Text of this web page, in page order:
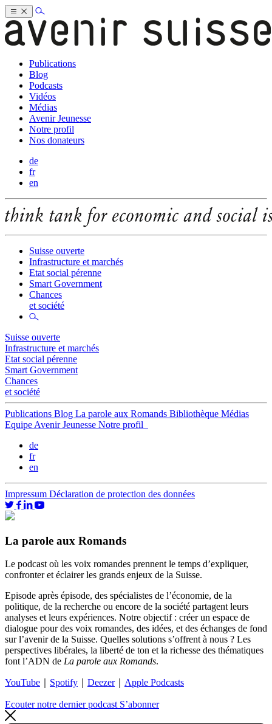
Publications
Blog
Podcasts
Vidéos
Médias
Avenir Jeunesse
Notre profil
Nos donateurs
de
fr
en
Suisse ouverte
Infrastructure et marchés
Etat social pérenne
Smart Government
Chances
et société
Suisse ouverte
Infrastructure et marchés
Etat social pérenne
Smart Government
Chances
et société
Publications Blog La parole aux Romands Bibliothèque Médias
Equipe Avenir Jeunesse Notre profil
de
fr
en
Impressum Déclaration de protection des données
La parole aux Romands
Le podcast où les voix romandes prennent le temps d’expliquer,
confronter et éclairer les grands enjeux de la Suisse.
Episode après épisode, des spécialistes de l’économie, de la
politique, de la recherche ou encore de la société partagent leurs
analyses et leurs expériences. Notre objectif : créer un espace de
dialogue pour des voix romandes, des idées, et des échanges de fond
sur l’avenir de la Suisse. Quelles solutions s’offrent à nous ? Les
perspectives libérales, la liberté de ton et la richesse des thématiques
font l’ADN de La parole aux Romands.
YouTube Spotify Deezer｜ Apple Podcasts
Ecouter notre dernier podcast S’abonner